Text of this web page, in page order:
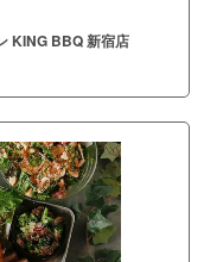
KING BBQ 新宿店